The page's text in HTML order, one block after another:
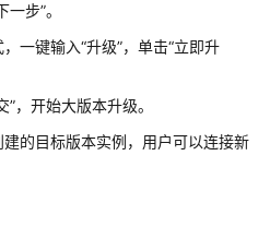
步”。
一键输入“升级”，单击“立即升
，开始大版本升级。
的目标版本实例，用户可以连接新